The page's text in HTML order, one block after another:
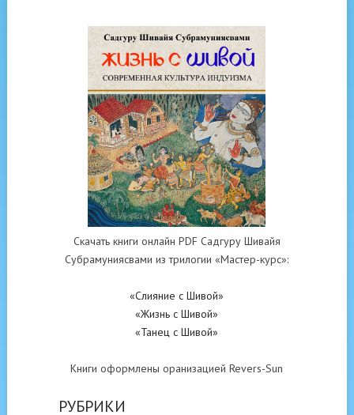
Скачать книги онлайн PDF Садгуру Шивайя
Субрамуниясвами из трилогии «Мастер-курс»:
«Слияние с Шивой»
«Жизнь с Шивой»
«Танец с Шивой»
Книги оформлены оранизацией Revers-Sun
РУБРИКИ